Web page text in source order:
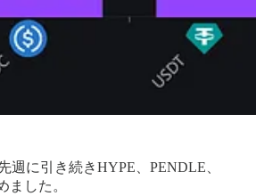
週に引き続きHYPE、PENDLE、
ました。